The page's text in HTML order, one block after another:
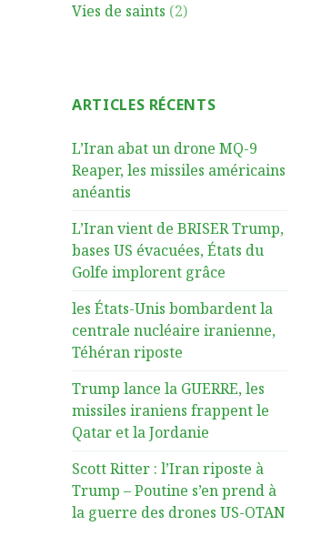
Vies de saints (2)
ARTICLES RÉCENTS
L’Iran abat un drone MQ-9
Reaper, les missiles américains
anéantis
L’Iran vient de BRISER Trump,
bases US évacuées, États du
Golfe implorent grâce
les États-Unis bombardent la
centrale nucléaire iranienne,
Téhéran riposte
Trump lance la GUERRE, les
missiles iraniens frappent le
Qatar et la Jordanie
Scott Ritter : l’Iran riposte à
Trump – Poutine s’en prend à
la guerre des drones US-OTAN